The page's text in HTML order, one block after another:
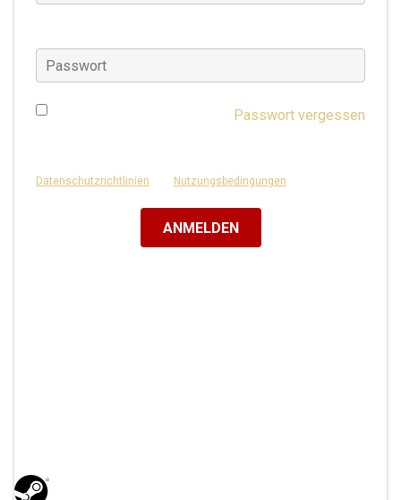
Passwort vergessen
Datenschutzrichtlinien
Nutzungsbedingungen